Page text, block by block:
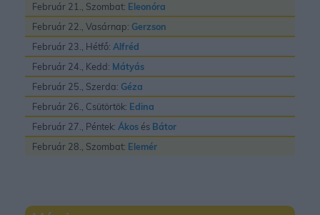
Február 21., Szombat: Eleonóra
Február 22., Vasárnap: Gerzson
Február 23., Hétfő: Alfréd
Február 24., Kedd: Mátyás
Február 25., Szerda: Géza
Február 26., Csütörtök: Edina
Február 27., Péntek: Ákos és Bátor
Február 28., Szombat: Elemér